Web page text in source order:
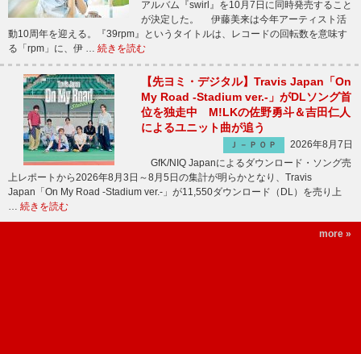
アルバム『swirl』を10月7日に同時発売すること
が決定した。 伊藤美来は今年アーティスト活
動10周年を迎える。『39rpm』というタイトルは、レコードの回転数を意味す
る「rpm」に、伊 … 続きを読む
【先ヨミ・デジタル】Travis Japan「On
My Road -Stadium ver.-」がDLソング首
位を独走中 M!LKの佐野勇斗＆吉田仁人
によるユニット曲が追う
Ｊ－ＰＯＰ
2026年8月7日
GfK/NIQ Japanによるダウンロード・ソング売
上レポートから2026年8月3日～8月5日の集計が明らかとなり、Travis
Japan「On My Road -Stadium ver.-」が11,550ダウンロード（DL）を売り上
… 続きを読む
more »